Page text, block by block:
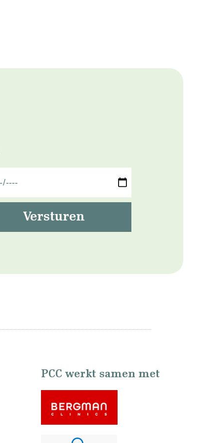
PCC werkt samen met